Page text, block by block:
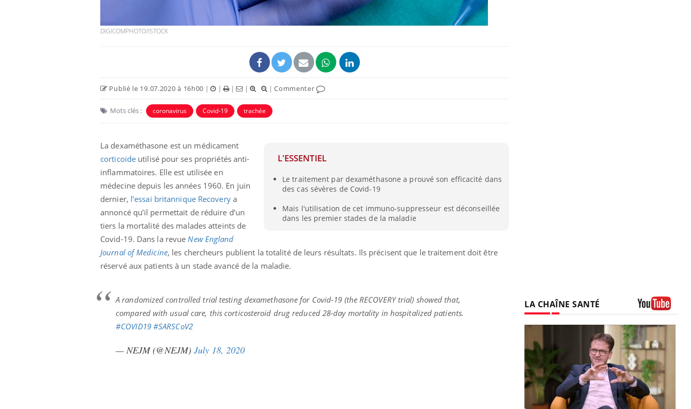
DIGICOMPHOTO/ISTOCK
Publié le 19.07.2020 à 16h00 | | | | |Commenter
Mots clés : coronavirus Covid-19 trachée
L'ESSENTIEL
Le traitement par dexaméthasone a prouvé son efficacité dans
des cas sévères de Covid-19
Mais l'utilisation de cet immuno-suppresseur est déconseillée
dans les premier stades de la maladie
La dexaméthasone est un médicament
corticoïde utilisé pour ses propriétés anti-
inflammatoires. Elle est utilisée en
médecine depuis les années 1960. En juin
dernier, l’essai britannique Recoverya
annoncé qu’il permettait de réduire d’un
tiers la mortalité des malades atteints de
Covid-19. Dans la revue New England
Journal of Medicine, les chercheurs publient la totalité de leurs résultats. Ils précisent que le traitement doit être
réservé aux patients à un stade avancé de la maladie.
A randomized controlled trial testing dexamethasone for Covid-19 (the RECOVERY trial) showed that,
compared with usual care, this corticosteroid drug reduced 28-day mortality in hospitalized patients.
#COVID19 #SARSCoV2
— NEJM (@NEJM) July 18, 2020
LA CHAÎNE SANTÉ